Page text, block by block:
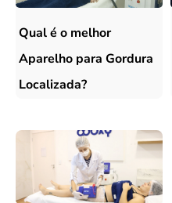
Qual é o melhor
Aparelho para Gordura
Localizada?